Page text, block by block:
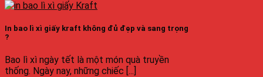
In bao lì xì giấy kraft không đủ đẹp và sang trọng
?
Bao lì xì ngày tết là một món quà truyền
thống. Ngày nay, những chiếc [...]